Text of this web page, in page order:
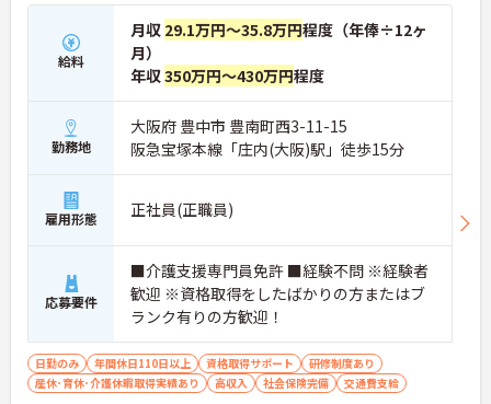
給料
月収 29.1万円～35.8万円程度（年俸÷12ヶ
月）
年収350万円～430万円程度
勤務地
大阪府 豊中市 豊南町西3-11-15
阪急宝塚本線「庄内(大阪)駅」徒歩15分
雇用形態 正社員(正職員)
応募要件
■介護支援専門員免許 ■経験不問 ※経験者
歓迎 ※資格取得をしたばかりの方またはブ
ランク有りの方歓迎！
日勤のみ 年間休日110日以上 資格取得サポート
研修制度あり
産休･育休･介護休暇取得実績あり
高収入 社会保険完備 交通費支給